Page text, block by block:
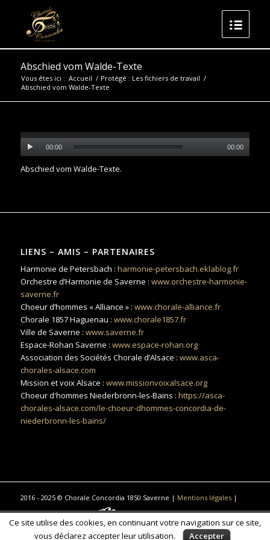
Abschied vom Walde-Texte
Vous êtes ici : Accueil / Protégé : Les fichiers de travail /
Abschied vom Walde-Texte
00:00 00:00
Abschied vom Walde-Texte.
LIENS – AMIS – PARTENAIRES
Harmonie de Petersbach : harmonie-petersbach.eklablog.fr
Orchestre d’Harmonie de Saverne : www.orchestre-harmonie-
saverne.fr
Choeur d’hommes « Alliance » : www.chorale-alliance.fr
Chorale 1857 Haguenau : www.chorale1857.fr
Ville de Saverne : www.saverne.fr
Espace-Rohan Saverne : www.espace-rohan.org
Association des Sociétés Chorale d’Alsace : www.asca-
chorales-alsace.com
Mission et voix Alsace : www.missionvoixalsace.org
Choeur d'hommes Niederbronn-les-Bains : https://asca-
chorales-alsace.com/le-choeur-dhommes-concordia-de-
niederbronn-les-bains/
2016 - 2025 © Chorale Concordia 1850 Saverne | Mentions légales|
Réalisé par Réalisation
Traduction, photographie commerciale
& communication à Saint-Gilles-Croix-de-Vie
Ce site utilise des cookies, en continuant votre navigation sur ce site,
vous déclarez accepter leur utilisation.
Accepter